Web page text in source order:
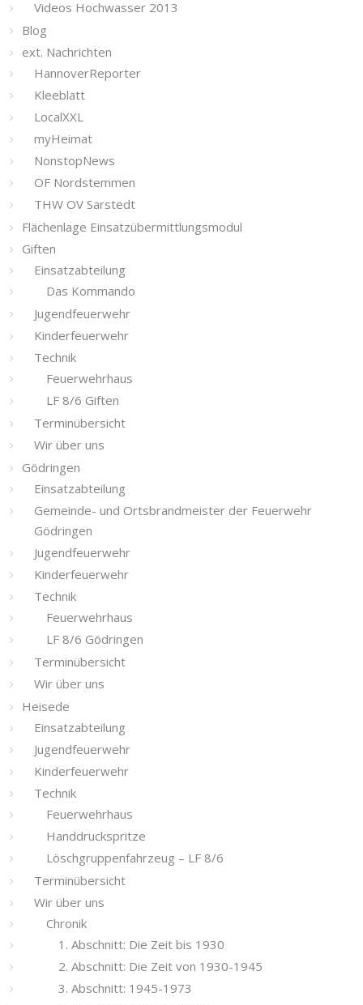
Videos Hochwasser 2013
Blog
ext. Nachrichten
HannoverReporter
Kleeblatt
LocalXXL
myHeimat
NonstopNews
OF Nordstemmen
THW OV Sarstedt
Flächenlage Einsatzübermittlungsmodul
Giften
Einsatzabteilung
Das Kommando
Jugendfeuerwehr
Kinderfeuerwehr
Technik
Feuerwehrhaus
LF 8/6 Giften
Terminübersicht
Wir über uns
Gödringen
Einsatzabteilung
Gemeinde- und Ortsbrandmeister der Feuerwehr
Gödringen
Jugendfeuerwehr
Kinderfeuerwehr
Technik
Feuerwehrhaus
LF 8/6 Gödringen
Terminübersicht
Wir über uns
Heisede
Einsatzabteilung
Jugendfeuerwehr
Kinderfeuerwehr
Technik
Feuerwehrhaus
Handdruckspritze
Löschgruppenfahrzeug – LF 8/6
Terminübersicht
Wir über uns
Chronik
1. Abschnitt: Die Zeit bis 1930
2. Abschnitt: Die Zeit von 1930-1945
3. Abschnitt: 1945-1973